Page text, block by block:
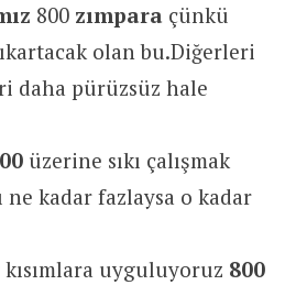
800 zımpara çünkü
olan bu.Diğerleri
daha pürüzsüz hale
üzerine sıkı çalışmak
ne kadar fazlaysa o kadar
uyguluyoruz 800